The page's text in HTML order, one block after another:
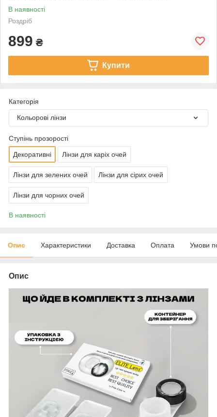
В наявності
Роздріб
899 ₴
Купити
Категорія
Кольорові лінзи
Ступінь прозорості
Декоративні Лінзи для каріх очей
Лінзи для зелених очей Лінзи для сірих очей
Лінзи для чорних очей
В наявності
Опис Характеристики Доставка Оплата Умови
Опис